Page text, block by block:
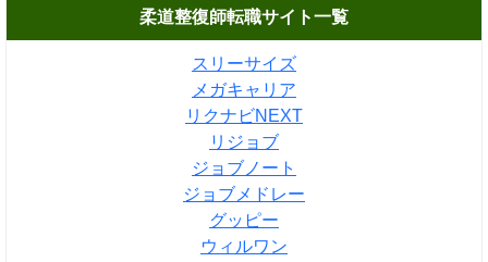
柔道整復師転職サイト一覧
スリーサイズ
メガキャリア
リクナビNEXT
リジョブ
ジョブノート
ジョブメドレー
グッピー
ウィルワン